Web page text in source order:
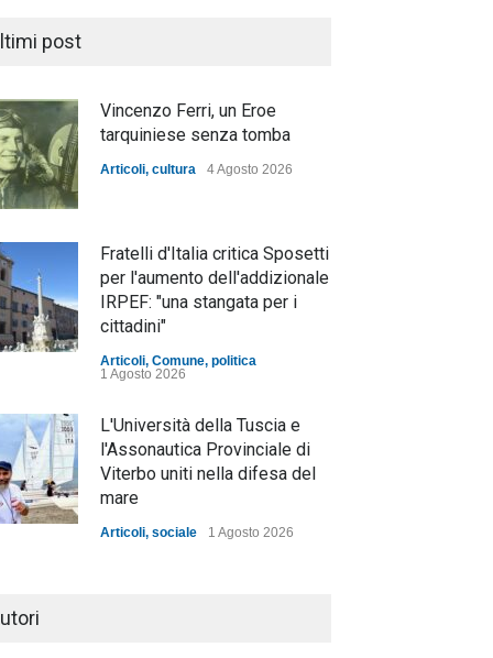
post
Vincenzo Ferri, un Eroe
tarquiniese senza tomba
Articoli, cultura 4 Agosto 2026
Fratelli d'Italia critica Sposetti
per l'aumento dell'addizionale
IRPEF: "una stangata per i
cittadini"
Articoli, Comune, politica
1 Agosto 2026
L'Università della Tuscia e
l'Assonautica Provinciale di
Viterbo uniti nella difesa del
mare
Articoli, sociale 1 Agosto 2026